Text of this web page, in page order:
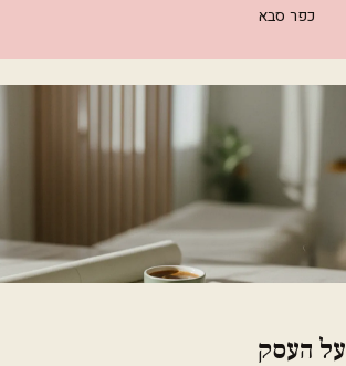
כפר סבא
על העסק